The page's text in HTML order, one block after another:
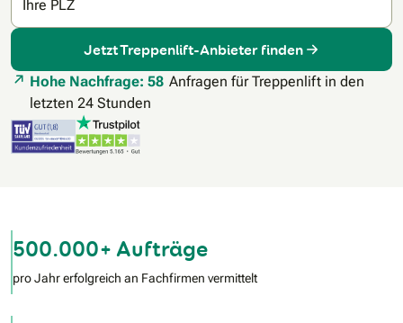
Ihre PLZ
Jetzt Treppenlift-Anbieter finden
Hohe Nachfrage: 58 Anfragen für Treppenlift in den
letzten 24 Stunden
500.000+ Aufträge
pro Jahr erfolgreich an Fachfirmen vermittelt